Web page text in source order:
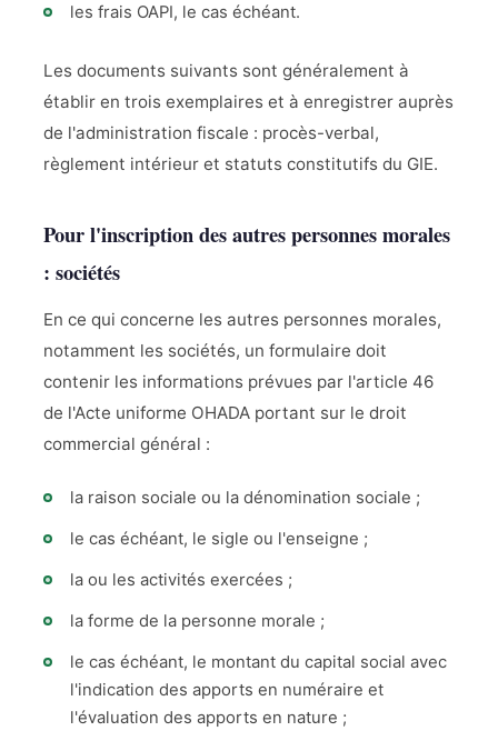
les frais OAPI, le cas échéant.
Les documents suivants sont généralement à
établir en trois exemplaires et à enregistrer auprès
de l'administration fiscale : procès-verbal,
règlement intérieur et statuts constitutifs du GIE.
Pour l'inscription des autres personnes morales
: sociétés
En ce qui concerne les autres personnes morales,
notamment les sociétés, un formulaire doit
contenir les informations prévues par l'article 46
de l'Acte uniforme OHADA portant sur le droit
commercial général :
la raison sociale ou la dénomination sociale ;
le cas échéant, le sigle ou l'enseigne ;
la ou les activités exercées ;
la forme de la personne morale ;
le cas échéant, le montant du capital social avec
l'indication des apports en numéraire et
l'évaluation des apports en nature ;